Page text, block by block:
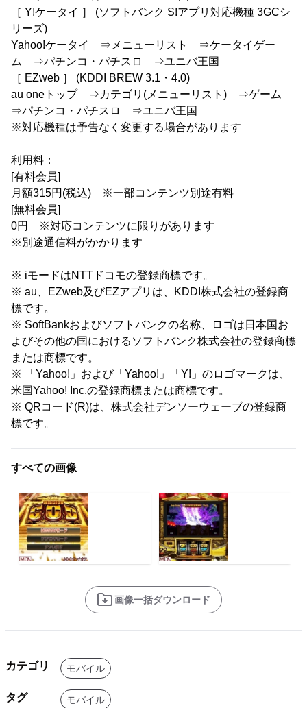
［ Y!ケータイ ］ (ソフトバンク S!アプリ対応機種 3GCシ
リーズ)
Yahoo!ケータイ ⇒メニューリスト ⇒ケータイゲー
ム ⇒パチンコ・パチスロ ⇒ユニバ王国
［ EZweb ］ (KDDI BREW 3.1・4.0)
au oneトップ ⇒カテゴリ(メニューリスト) ⇒ゲーム
⇒パチンコ・パチスロ ⇒ユニバ王国
※対応機種は予告なく変更する場合があります
利用料：
[有料会員]
月額315円(税込) ※一部コンテンツ別途有料
[無料会員]
0円 ※対応コンテンツに限りがあります
※別途通信料がかかります
※ iモードはNTTドコモの登録商標です。
※ au、EZweb及びEZアプリは、KDDI株式会社の登録商
標です。
※ SoftBankおよびソフトバンクの名称、ロゴは日本国お
よびその他の国におけるソフトバンク株式会社の登録商標
または商標です。
※ 「Yahoo!」および「Yahoo!」「Y!」のロゴマークは、
米国Yahoo! Inc.の登録商標または商標です。
※ QRコード(R)は、株式会社デンソーウェーブの登録商
標です。
すべての画像
画像一括ダウンロード
カテゴリ モバイル
タグ モバイル